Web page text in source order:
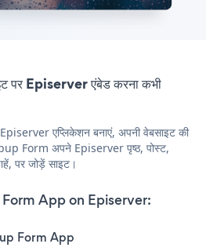
पर Episerver एंबेड करना कभी
एप्लिकेशन बनाएं, अपनी वेबसाइट की
Form अपने Episerver पृष्ठ, पोस्ट,
पर जोड़ें साइट।
App on Episerver:
Form App